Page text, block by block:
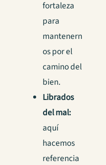
fortaleza
para
mantenern
os por el
camino del
bien.
Librados
del mal:
aquí
hacemos
referencia